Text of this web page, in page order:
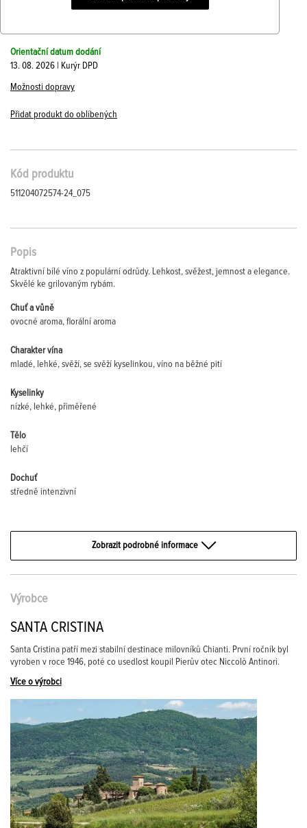
Orientační datum dodání
13. 08. 2026 | Kurýr DPD
Možnosti dopravy
Přidat produkt do oblíbených
Kód produktu
511204072574-24_075
Popis
Atraktivní bílé víno z populární odrůdy. Lehkost, svěžest, jemnost a elegance.
Skvělé ke grilovaným rybám.
Chuť a vůně
ovocné aroma, florální aroma
Charakter vína
mladé, lehké, svěží, se svěží kyselinkou, víno na běžné pití
Kyselinky
nízké, lehké, přiměřené
Tělo
lehčí
Dochuť
středně intenzivní
Zobrazit podrobné informace
Výrobce
SANTA CRISTINA
Santa Cristina patří mezi stabilní destinace milovníků Chianti. První ročník byl
vyroben v roce 1946, poté co usedlost koupil Pierův otec Niccolò Antinori.
Více o výrobci